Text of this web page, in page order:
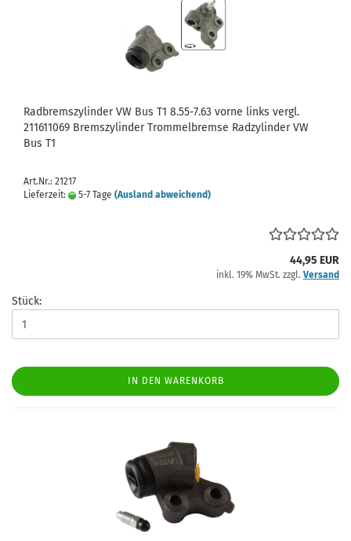
Radbremszylinder VW Bus T1 8.55-7.63 vorne links vergl.
211611069 Bremszylinder Trommelbremse Radzylinder VW
Bus T1
Art.Nr.: 21217
Lieferzeit:
5-7 Tage (Ausland abweichend)
44,95 EUR
inkl. 19% MwSt. zzgl. Versand
Stück:
IN DEN WARENKORB